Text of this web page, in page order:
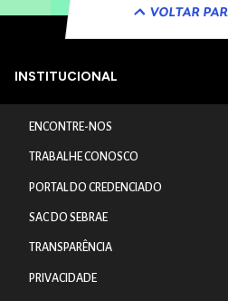
VOLTAR
INSTITUCIONAL
ENCONTRE-NOS
TRABALHE CONOSCO
PORTAL DO CREDENCIADO
SAC DO SEBRAE
TRANSPARÊNCIA
PRIVACIDADE